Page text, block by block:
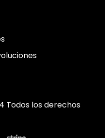
Todos los derechos